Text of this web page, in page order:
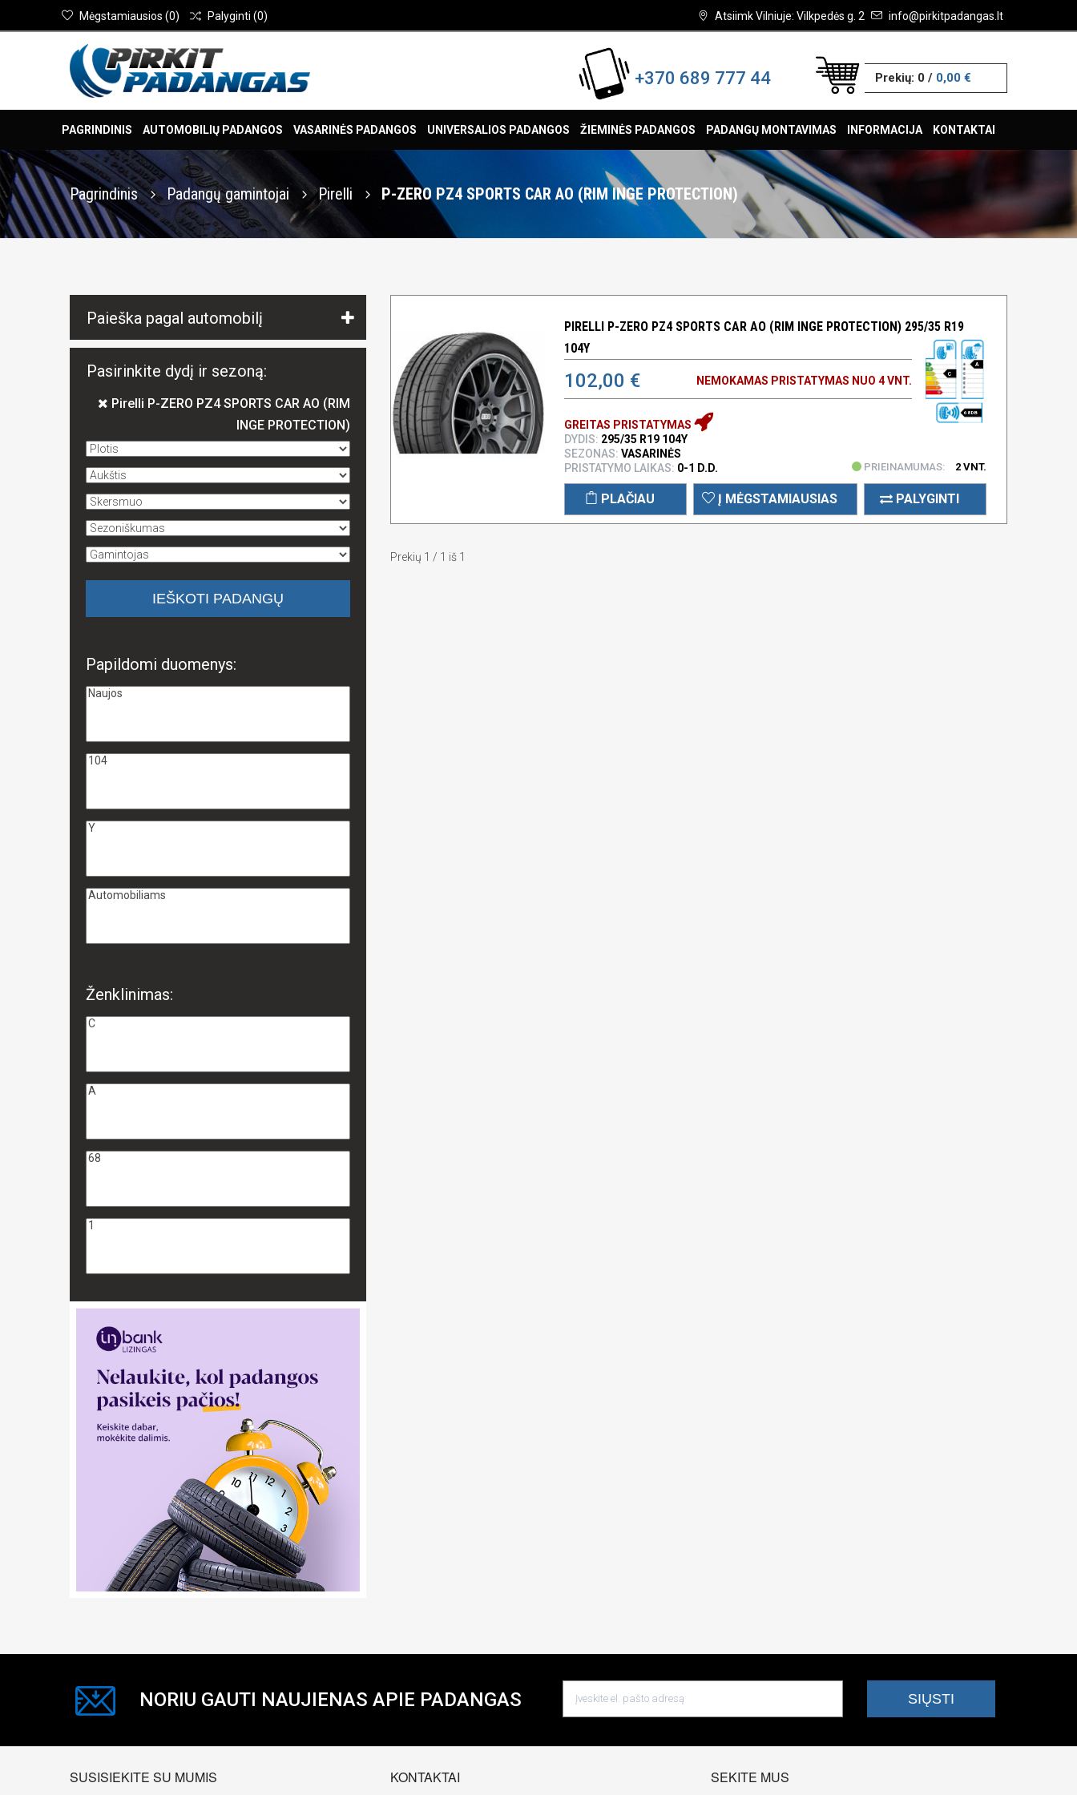
Atsiimk Vilniuje: Vilkpedės g. 2 info@pirkitpadangas.lt
Mėgstamiausios (0) Palyginti (0)
+370 689 777 44 Prekių: 0/ 0,00 €
PAGRINDINIS AUTOMOBILIŲ PADANGOS VASARINĖS PADANGOS UNIVERSALIOS PADANGOS ŽIEMINĖS PADANGOS PADANGŲ MONTAVIMAS INFORMACIJA KONTAKTAI
Pagrindinis Padangų gamintojai Pirelli P-ZERO PZ4 SPORTS CAR AO (RIM INGE PROTECTION)
Paieška pagal automobilį
Pasirinkite dydį ir sezoną:
Pirelli P-ZERO PZ4 SPORTS CAR AO (RIM
INGE PROTECTION)
Papildomi duomenys:
Ženklinimas:
PIRELLI P-ZERO PZ4 SPORTS CAR AO (RIM INGE PROTECTION) 295/35 R19
104Y
102,00 € NEMOKAMAS PRISTATYMAS NUO 4 VNT.
C
A
68 DB
GREITAS PRISTATYMAS
DYDIS: 295/35 R19 104Y
SEZONAS: VASARINĖS
PRISTATYMO LAIKAS: 0-1 D.D. PRIEINAMUMAS: 2 VNT.
PLAČIAU Į MĖGSTAMIAUSIAS PALYGINTI
Prekių 1 / 1 iš 1
NORIU GAUTI NAUJIENAS APIE PADANGAS
SUSISIEKITE SU MUMIS KONTAKTAI SEKITE MUS